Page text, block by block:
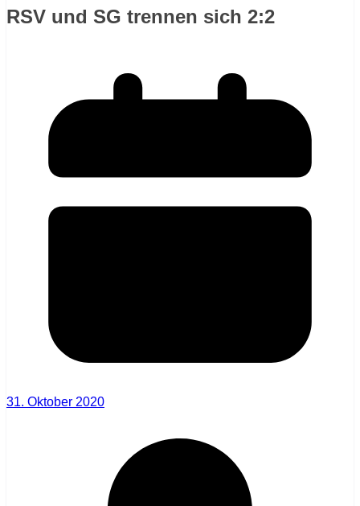
RSV und SG trennen sich 2:2
31. Oktober 2020